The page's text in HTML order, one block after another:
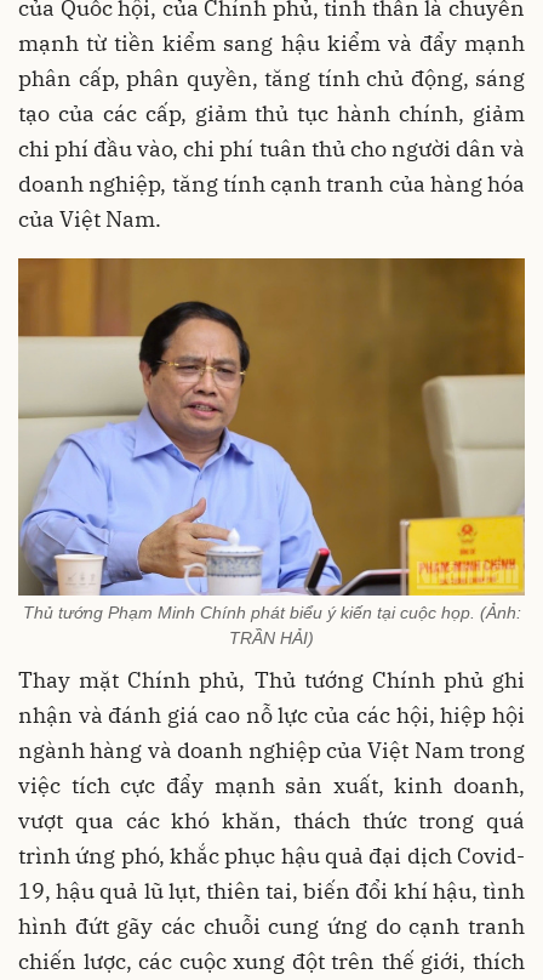
của Quốc hội, của Chính phủ, tinh thần là chuyển
mạnh từ tiền kiểm sang hậu kiểm và đẩy mạnh
phân cấp, phân quyền, tăng tính chủ động, sáng
tạo của các cấp, giảm thủ tục hành chính, giảm
chi phí đầu vào, chi phí tuân thủ cho người dân và
doanh nghiệp, tăng tính cạnh tranh của hàng hóa
của Việt Nam.
Thủ tướng Phạm Minh Chính phát biểu ý kiến tại cuộc họp. (Ảnh:
TRẦN HẢI)
Thay mặt Chính phủ, Thủ tướng Chính phủ ghi
nhận và đánh giá cao nỗ lực của các hội, hiệp hội
ngành hàng và doanh nghiệp của Việt Nam trong
việc tích cực đẩy mạnh sản xuất, kinh doanh,
vượt qua các khó khăn, thách thức trong quá
trình ứng phó, khắc phục hậu quả đại dịch Covid-
19, hậu quả lũ lụt, thiên tai, biến đổi khí hậu, tình
hình đứt gãy các chuỗi cung ứng do cạnh tranh
chiến lược, các cuộc xung đột trên thế giới, thích